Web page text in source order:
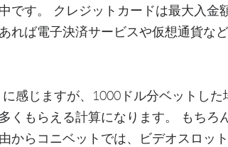
です。 クレジットカードは最大入金
れば電子決済サービスや仮想通貨な
感じますが、1000ドル分ベットし
くもらえる計算になります。 もちろ
からコニベットでは、ビデオスロッ